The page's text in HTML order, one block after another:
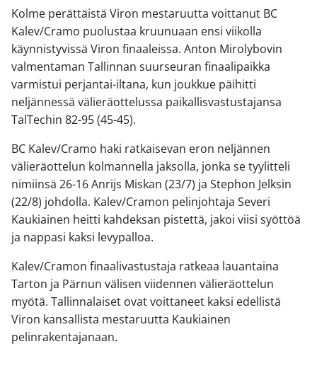
Kolme perättäistä Viron mestaruutta voittanut BC
Kalev/Cramo puolustaa kruunuaan ensi viikolla
käynnistyvissä Viron finaaleissa. Anton Mirolybovin
valmentaman Tallinnan suurseuran finaalipaikka
varmistui perjantai-iltana, kun joukkue päihitti
neljännessä välieräottelussa paikallisvastustajansa
TalTechin 82-95 (45-45).
BC Kalev/Cramo haki ratkaisevan eron neljännen
välieräottelun kolmannella jaksolla, jonka se tyylitteli
nimiinsä 26-16 Anrijs Miskan (23/7) ja Stephon Jelksin
(22/8) johdolla. Kalev/Cramon pelinjohtaja Severi
Kaukiainen heitti kahdeksan pistettä, jakoi viisi syöttöä
ja nappasi kaksi levypalloa.
Kalev/Cramon finaalivastustaja ratkeaa lauantaina
Tarton ja Pärnun välisen viidennen välieräottelun
myötä. Tallinnalaiset ovat voittaneet kaksi edellistä
Viron kansallista mestaruutta Kaukiainen
pelinrakentajanaan.